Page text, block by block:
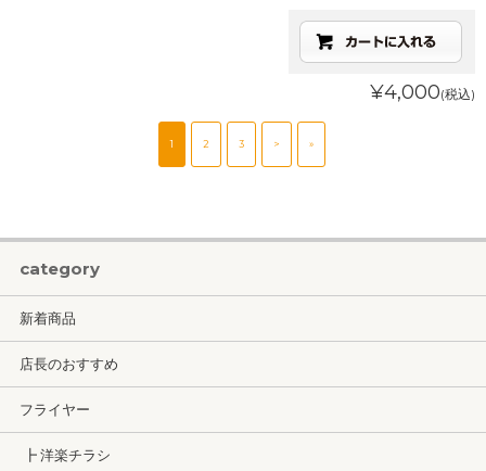
¥4,000(税込)
1 2 3 > »
category
新着商品
店長のおすすめ
フライヤー
┣ 洋楽チラシ